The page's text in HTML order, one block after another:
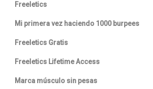
Freeletics
Mi primera vez haciendo 1000 burpees
Freeletics Gratis
Freeletics Lifetime Access
Marca músculo sin pesas